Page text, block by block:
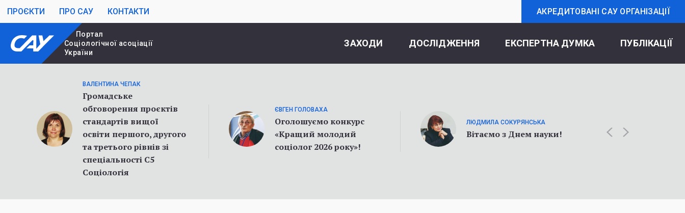
ПРОЄКТИ ПРО САУ КОНТАКТИ АКРЕДИТОВАНІ САУ ОРГАНІЗАЦІЇ
Портал
Cоціологічної асоціації
України
ЗАХОДИ ДОСЛІДЖЕННЯ ЕКСПЕРТНА ДУМКА ПУБЛІКАЦІЇ
ВАЛЕНТИНА ЧЕПАК
Громадське
обговорення проєктів
стандартів вищої
освіти першого, другого
та третього рівнів зі
спеціальності С5
Соціологія
ЄВГЕН ГОЛОВАХА
Оголошуємо конкурс
«Кращий молодий
соціолог 2026 року»!
ЛЮДМИЛА СОКУРЯНСЬКА
Вітаємо з Днем науки!